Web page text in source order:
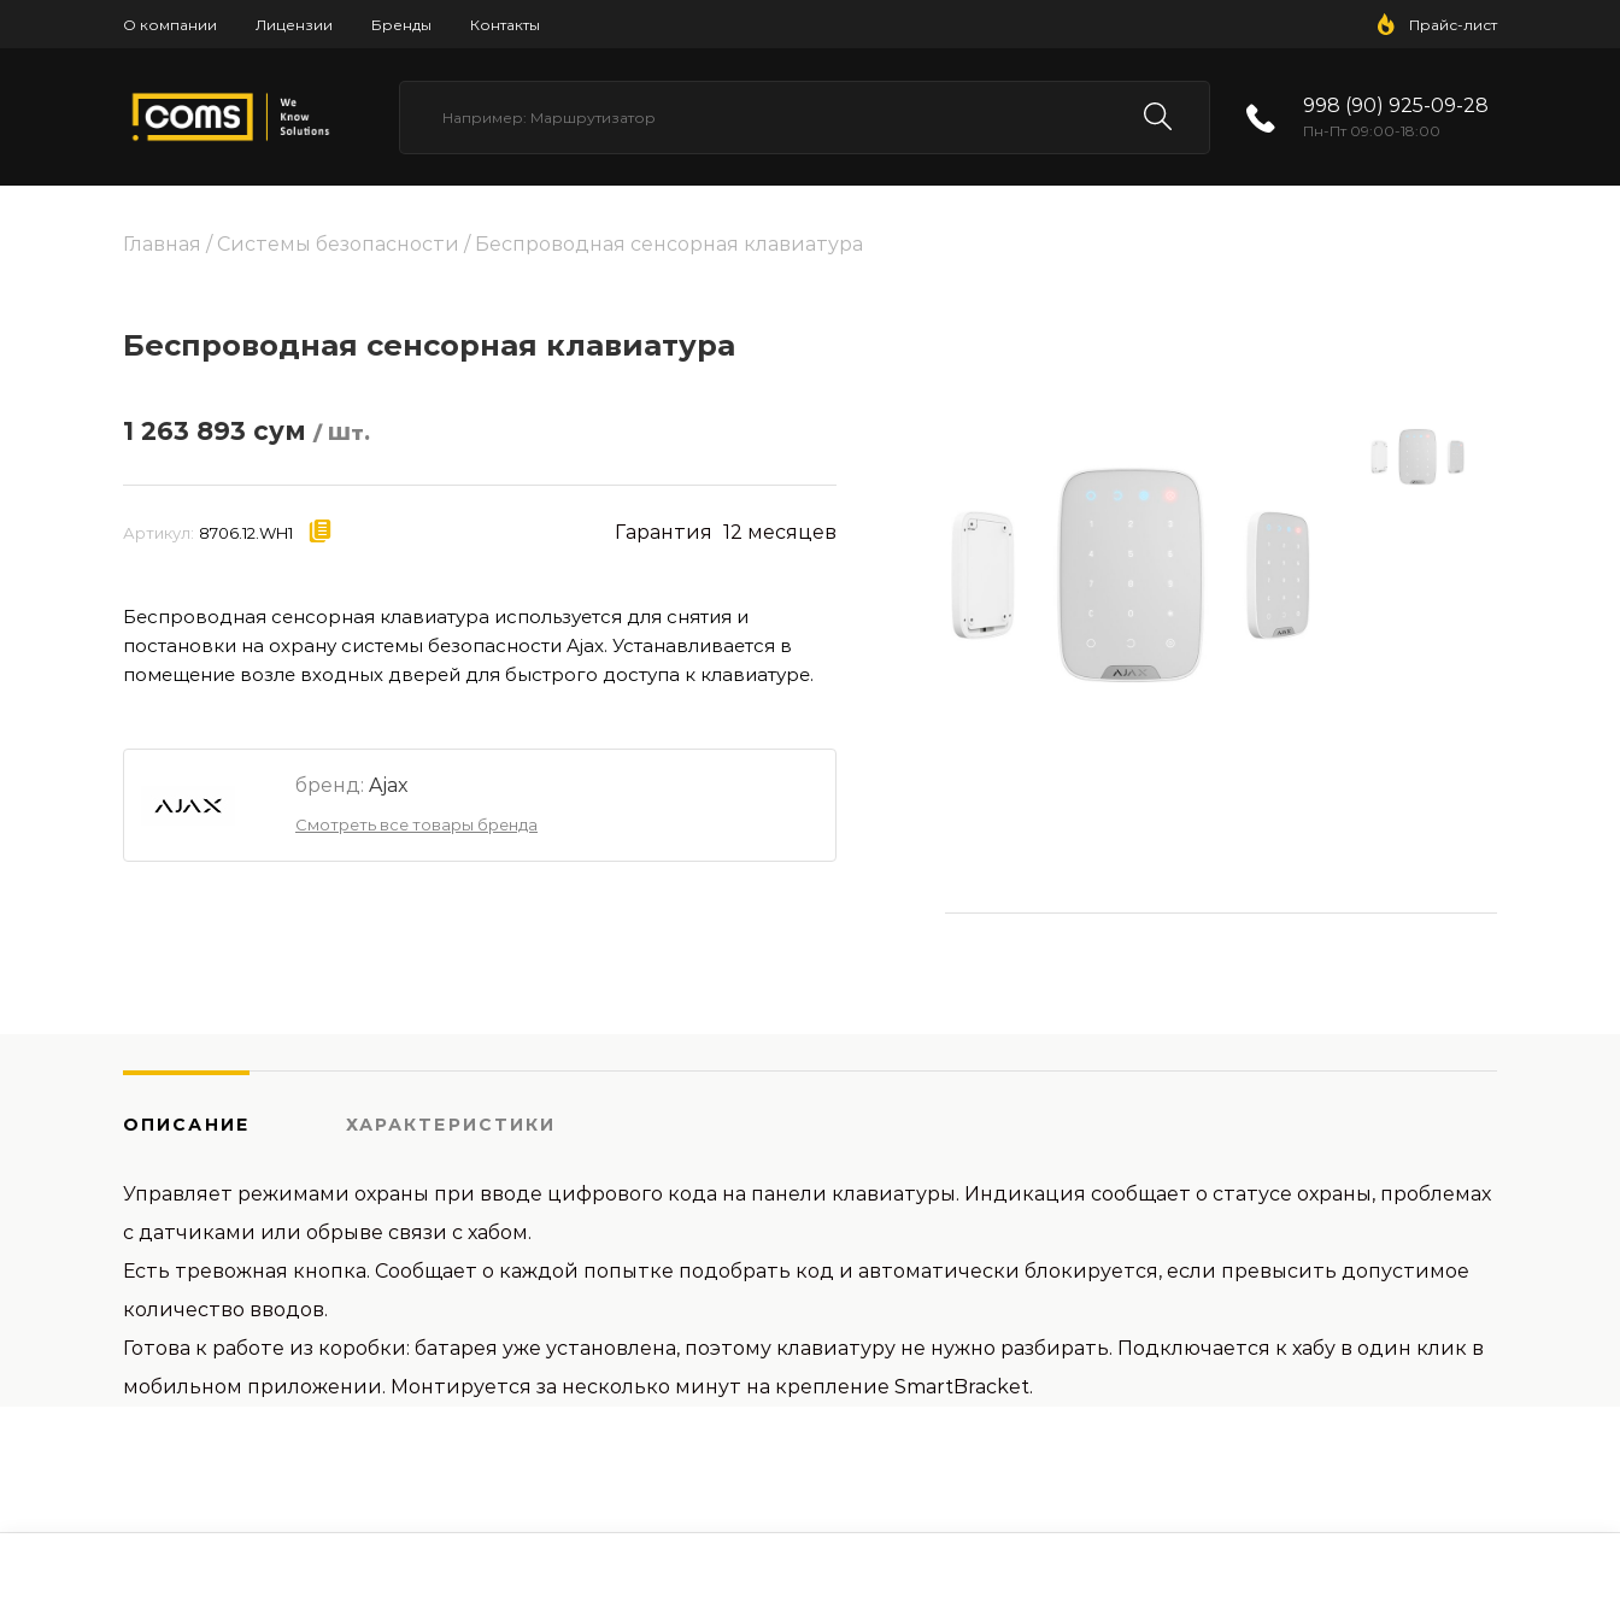
О компании Лицензии Бренды Контакты Прайс-лист
998 (90) 925-09-28
Пн-Пт 09:00-18:00
Главная / Системы безопасности / Беспроводная сенсорная клавиатура
Беспроводная сенсорная клавиатура
1 263 893 сум / Шт.
Артикул: 8706.12.WH1 Гарантия 12 месяцев
Беспроводная сенсорная клавиатура используется для снятия и
постановки на охрану системы безопасности Ajax. Устанавливается в
помещение возле входных дверей для быстрого доступа к клавиатуре.
бренд: Ajax
Смотреть все товары бренда
ОПИСАНИЕ ХАРАКТЕРИСТИКИ
Управляет режимами охраны при вводе цифрового кода на панели клавиатуры. Индикация сообщает о статусе охраны, проблемах
с датчиками или обрыве связи с хабом.
Есть тревожная кнопка. Сообщает о каждой попытке подобрать код и автоматически блокируется, если превысить допустимое
количество вводов.
Готова к работе из коробки: батарея уже установлена, поэтому клавиатуру не нужно разбирать. Подключается к хабу в один клик в
мобильном приложении. Монтируется за несколько минут на крепление SmartBracket.